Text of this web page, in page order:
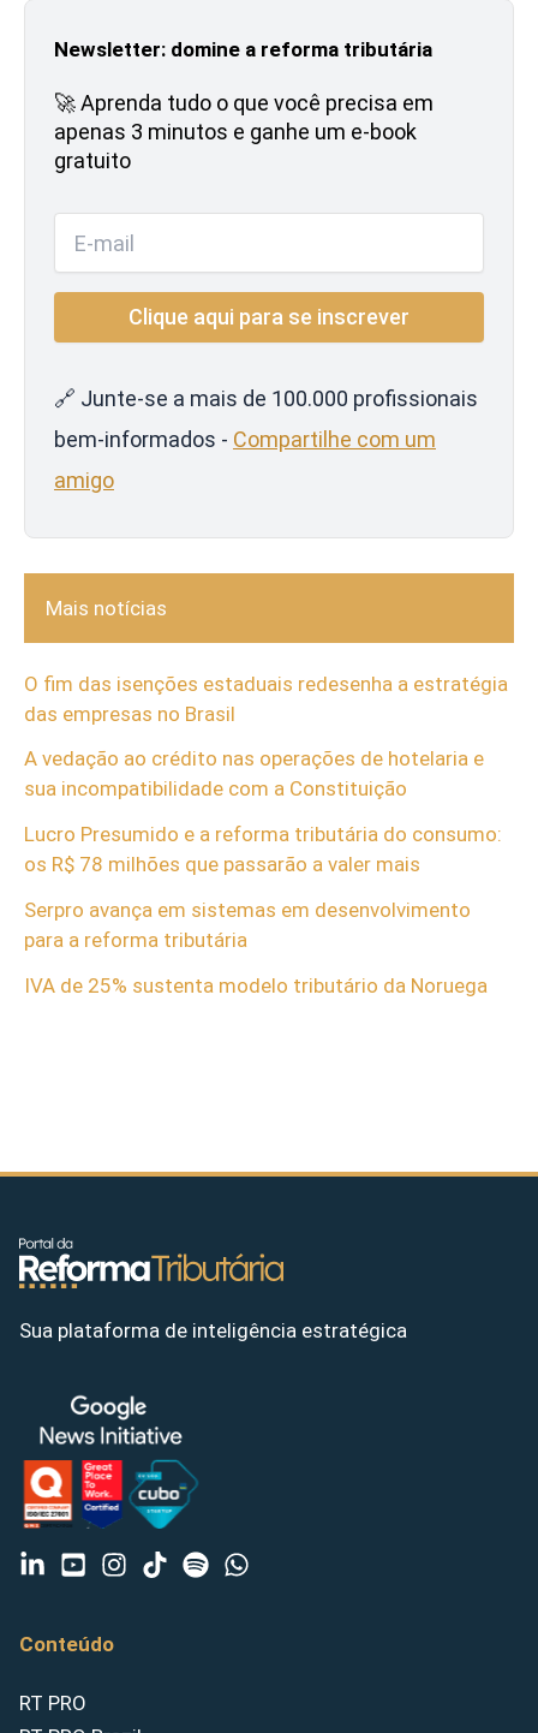
Newsletter: domine a reforma tributária
🚀 Aprenda tudo o que você precisa em
apenas 3 minutos e ganhe um e-book
gratuito
🔗 Junte-se a mais de 100.000 profissionais
bem-informados - Compartilhe com um
amigo
Mais notícias
O fim das isenções estaduais redesenha a estratégia
das empresas no Brasil
A vedação ao crédito nas operações de hotelaria e
sua incompatibilidade com a Constituição
Lucro Presumido e a reforma tributária do consumo:
os R$ 78 milhões que passarão a valer mais
Serpro avança em sistemas em desenvolvimento
para a reforma tributária
IVA de 25% sustenta modelo tributário da Noruega
Sua plataforma de inteligência estratégica
Conteúdo
RT PRO